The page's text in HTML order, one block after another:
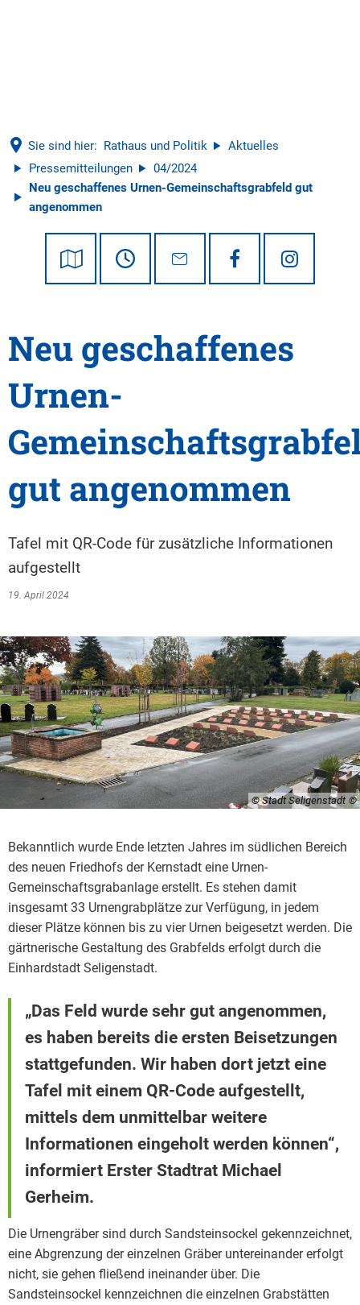
Sie sind hier: Rathaus und Politik
Aktuelles
Pressemitteilungen
04/2024
Neu geschaffenes Urnen-Gemeinschaftsgrabfeld gut
angenommen
Neu geschaffenes
Urnen-
gut angenommen
Tafel mit QR-Code für zusätzliche Informationen
aufgestellt
19. April 2024
© Stadt Seligenstadt
Bekanntlich wurde Ende letzten Jahres im südlichen Bereich
des neuen Friedhofs der Kernstadt eine Urnen-
Gemeinschaftsgrabanlage erstellt. Es stehen damit
insgesamt 33 Urnengrabplätze zur Verfügung, in jedem
dieser Plätze können bis zu vier Urnen beigesetzt werden. Die
gärtnerische Gestaltung des Grabfelds erfolgt durch die
Einhardstadt Seligenstadt.
„Das Feld wurde sehr gut angenommen,
es haben bereits die ersten Beisetzungen
stattgefunden. Wir haben dort jetzt eine
Tafel mit einem QR-Code aufgestellt,
mittels dem unmittelbar weitere
Informationen eingeholt werden können“,
informiert Erster Stadtrat Michael
Gerheim.
Die Urnengräber sind durch Sandsteinsockel gekennzeichnet,
eine Abgrenzung der einzelnen Gräber untereinander erfolgt
nicht, sie gehen fließend ineinander über. Die
Sandsteinsockel kennzeichnen die einzelnen Grabstätten